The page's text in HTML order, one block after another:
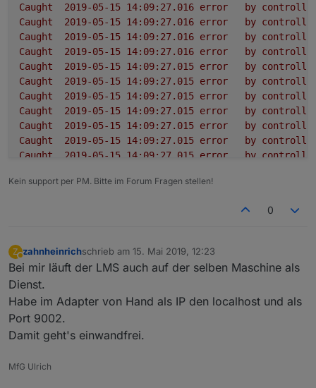
Caught
error by
Caught
error by
Caught
error by
Caught
error by
Caught
error by
Caught
error by
Caught
error by
Caught
error by
Caught
error by
Caught
error by
Caught
error by
Caught
2019-05-15 14:09:27.014 error
2019-05-15 14:09:26.961 info
squeezeboxrpc.0
squeezeboxrpc.0
squeezeboxrpc.0
2019-05-15 14:09:26.960 error at
squeezeboxrpc.0
squeezeboxrpc.0
2019-05-15 14:09:26.960 error at
squeezeboxrpc.0
squeezeboxrpc.0
squeezeboxrpc.0
Kein support per PM. Bitte im Forum Fragen stellen!
0
Z
Abwesend
zahnheinrichschrieb am 15. Mai 2019, 12:23
zuletzt editiert von
Bei mir läuft der LMS auch auf der selben Maschine als
Dienst.
Habe im Adapter von Hand als IP den localhost und als
Port 9002.
Damit geht's einwandfrei.
MfG Ulrich